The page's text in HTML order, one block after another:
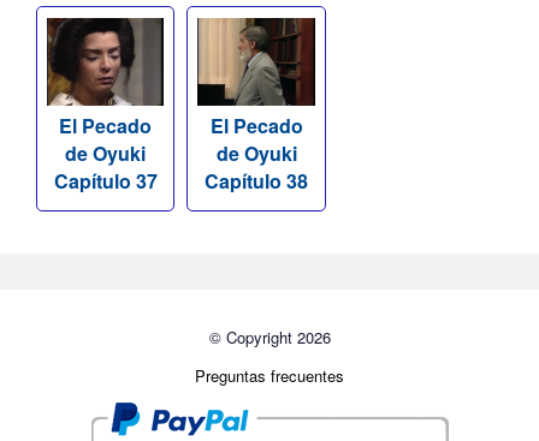
El Pecado
de Oyuki
Capítulo 37
El Pecado
de Oyuki
Capítulo 38
© Copyright 2026
Preguntas frecuentes